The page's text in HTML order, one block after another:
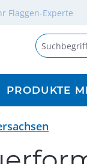
Flaggen-Experte
PRODUKTE